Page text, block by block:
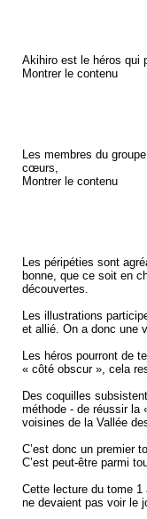
Akihiro est le héros qui
Montrer le contenu
Les membres du
cœurs,
Montrer le contenu
Les péripéties sont
bonne, que ce soit en
découvertes.
Les illustrations
et allié. On a donc une
Les héros pourront de
« côté obscur », cela
Des coquilles
méthode - de réussir la
voisines de la Vallée
C’est donc un premier
C’est peut-être parmi
Cette lecture du tome 1
ne devaient pas voir le